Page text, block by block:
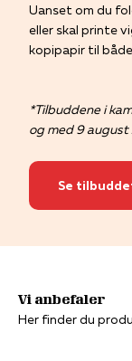
Uanset om du
eller skal printe
kopipapir til
*Tilbuddene i
og med 9 august
Se
Her finder du